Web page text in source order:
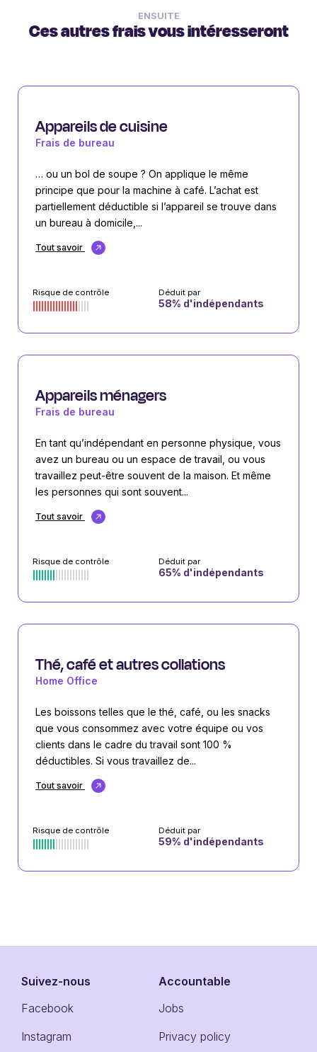
ENSUITE
Ces autres frais vous intéresseront
Appareils de cuisine
Frais de bureau
… ou un bol de soupe ? On applique le même
principe que pour la machine à café. L’achat est
partiellement déductible si l’appareil se trouve dans
un bureau à domicile,...
Tout savoir
Risque de contrôle Déduit par
58% d'indépendants
Appareils ménagers
Frais de bureau
En tant qu’indépendant en personne physique, vous
avez un bureau ou un espace de travail, ou vous
travaillez peut-être souvent de la maison. Et même
les personnes qui sont souvent...
Tout savoir
Risque de contrôle Déduit par
65% d'indépendants
Thé, café et autres collations
Home Office
Les boissons telles que le thé, café, ou les snacks
que vous consommez avec votre équipe ou vos
clients dans le cadre du travail sont 100 %
déductibles. Si vous travaillez de...
Tout savoir
Risque de contrôle Déduit par
59% d'indépendants
Suivez-nous
Facebook
Instagram
Accountable
Jobs
Privacy policy